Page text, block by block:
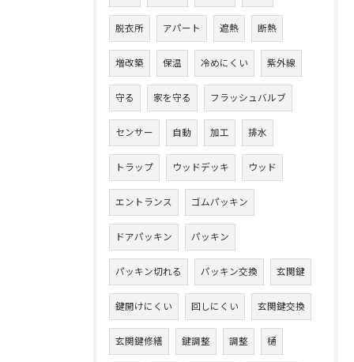
脱衣所 アパート 遮熱 断熱
増改築 保温 冷めにくい 紫外線
守る 家を守る フラッシュバルブ
センサー 自動 加工 排水
トラップ ウッドデッキ ウッド
エントランス ゴムパッキン
ドアパッキン パッキン
パッキン切れる パッキン交換 玄関鍵
鍵開けにくい 回しにくい 玄関鍵交換
玄関鍵修繕 鍵調整 調整 樋